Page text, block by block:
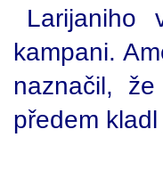
Larijaniho
kampani.
naznačil,
předem